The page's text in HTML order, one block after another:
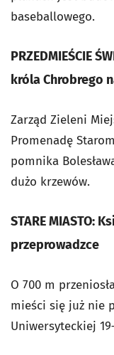
baseballowego.
PRZEDMIEŚCIE
króla Chrobrego
Zarząd Zieleni
Promenadę
pomnika
dużo krzewów.
STARE MIASTO:
przeprowadzce
O 700 m
mieści się już nie
Uniwersyteckiej